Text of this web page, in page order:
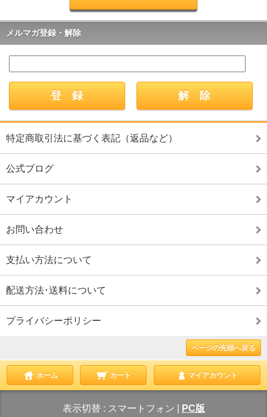
メルマガ登録・解除
特定商取引法に基づく表記（返品など）
公式ブログ
マイアカウント
お問い合わせ
支払い方法について
配送方法･送料について
プライバシーポリシー
ページの先頭へ戻る
ホーム カート マイアカウント
表示切替 : スマートフォン PC版